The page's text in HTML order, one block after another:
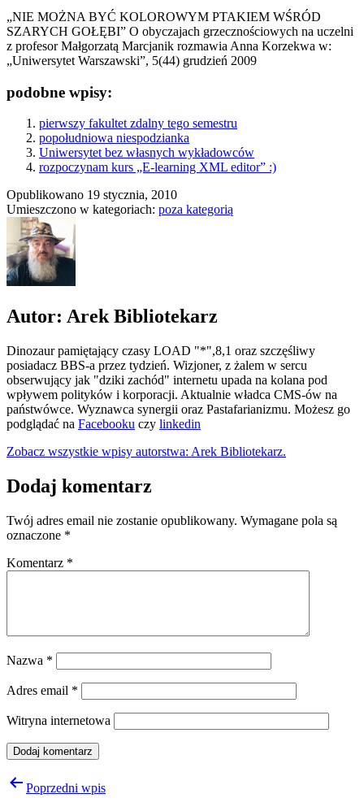
„NIE MOŻNA BYĆ KOLOROWYM PTAKIEM WŚRÓD
SZARYCH GOŁĘBI” O obyczajach grzecznościowych na uczelni
z profesor Małgorzatą Marcjanik rozmawia Anna Korzekwa w:
„Uniwersytet Warszawski”, 5(44) grudzień 2009
podobne wpisy:
pierwszy fakultet zdalny tego semestru
popołudniowa niespodzianka
Uniwersytet bez własnych wykładowców
rozpoczynam kurs „E-learning XML editor” :)
Opublikowano 19 stycznia, 2010
Umieszczono w kategoriach: poza kategorią
Autor: Arek Bibliotekarz
Dinozaur pamiętający czasy LOAD "*",8,1 oraz szczęśliwy
posiadacz BBS-a przez tydzień. Wizjoner, z żalem w sercu
obserwujący jak "dziki zachód" internetu upada na kolana pod
wpływem polityków i korporacji. Aktualnie władca CMS-ów na
państwówce. Wyznawca synergii oraz Pastafarianizmu. Możesz go
podglądać na Facebooku czy linkedin
Zobacz wszystkie wpisy autorstwa: Arek Bibliotekarz.
Dodaj komentarz
Twój adres email nie zostanie opublikowany. Wymagane pola są
oznaczone *
Komentarz *
Nazwa *
Adres email *
Witryna internetowa
Nawigacja
Poprzedni wpis